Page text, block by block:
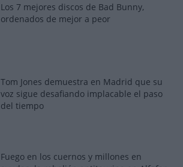
Los 7 mejores discos de Bad Bunny,
ordenados de mejor a peor
Tom Jones demuestra en Madrid que su
voz sigue desafiando implacable el paso
del tiempo
Fuego en los cuernos y millones en